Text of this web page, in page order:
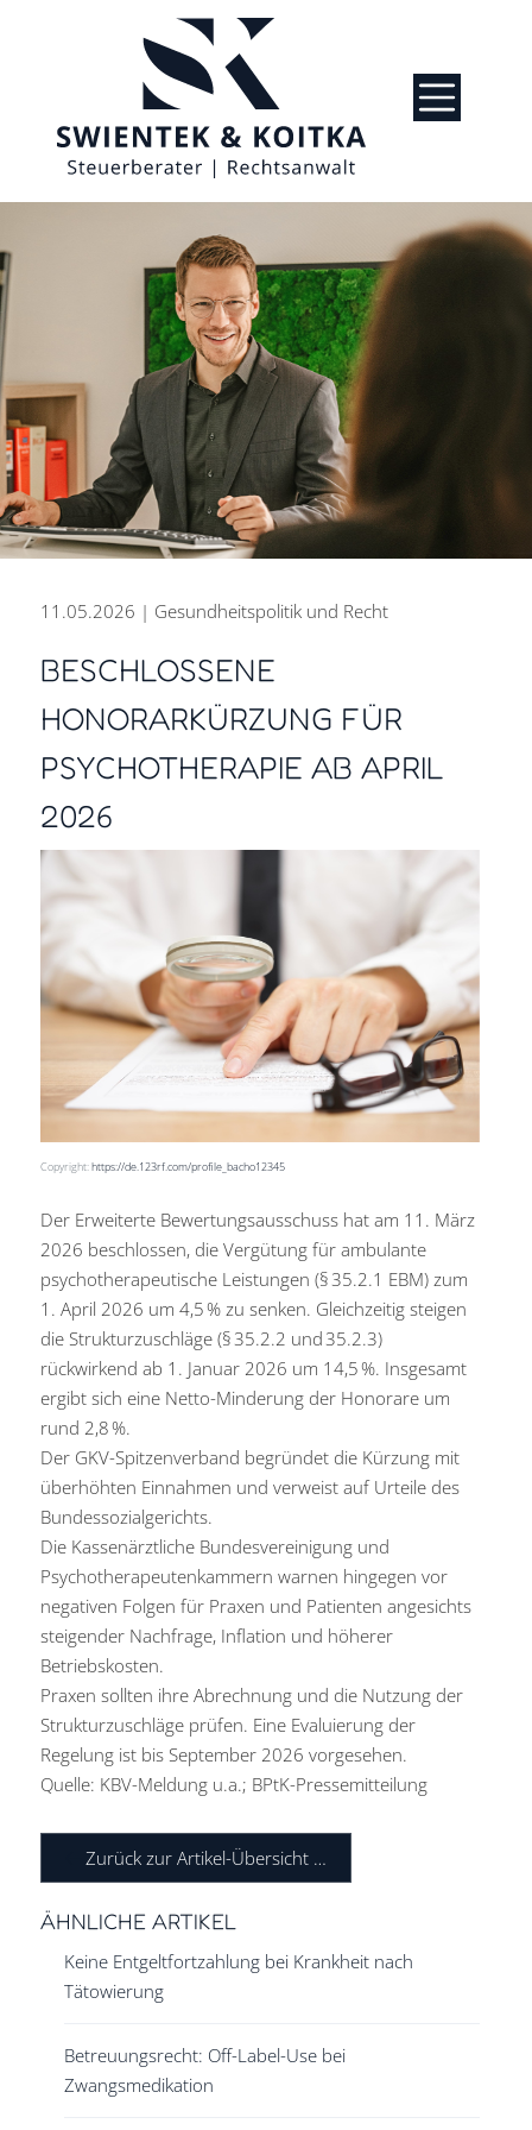
PERSÖNLICH BERATEN.
ZUKUNFT GESTALTEN.
Ihres Unternehmens.
Kontakt
11.05.2026 | Gesundheitspolitik und Recht
BESCHLOSSENE
HONORARKÜRZUNG FÜR
PSYCHOTHERAPIE AB APRIL
2026
Copyright:https://de.123rf.com/profile_bacho12345
Der Erweiterte Bewertungsausschuss hat am 11. März
2026 beschlossen, die Vergütung für ambulante
psychotherapeutische Leistungen (§ 35.2.1 EBM) zum
1. April 2026 um 4,5 % zu senken. Gleichzeitig steigen
die Strukturzuschläge (§ 35.2.2 und 35.2.3)
rückwirkend ab 1. Januar 2026 um 14,5 %. Insgesamt
ergibt sich eine Netto-Minderung der Honorare um
rund 2,8 %.
Der GKV-Spitzenverband begründet die Kürzung mit
überhöhten Einnahmen und verweist auf Urteile des
Bundessozialgerichts.
Die Kassenärztliche Bundesvereinigung und
Psychotherapeutenkammern warnen hingegen vor
negativen Folgen für Praxen und Patienten angesichts
steigender Nachfrage, Inflation und höherer
Betriebskosten.
Praxen sollten ihre Abrechnung und die Nutzung der
Strukturzuschläge prüfen. Eine Evaluierung der
Regelung ist bis September 2026 vorgesehen.
Quelle: KBV-Meldung u.a.; BPtK-Pressemitteilung
Zurück zur Artikel-Übersicht …
ÄHNLICHE ARTIKEL
Keine Entgeltfortzahlung bei Krankheit nach
Tätowierung
Betreuungsrecht: Off-Label-Use bei
Zwangsmedikation